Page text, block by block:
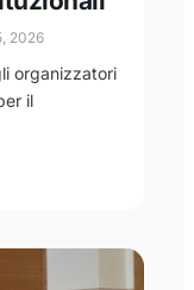
2026
organizzatori
il